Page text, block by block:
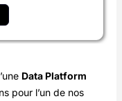
Data Platform
pour l’un de nos